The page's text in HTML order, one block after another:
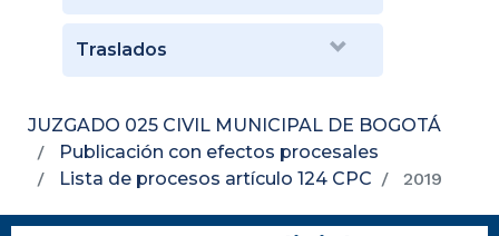
Traslados
JUZGADO 025 CIVIL MUNICIPAL DE BOGOTÁ
Publicación con efectos procesales
Lista de procesos artículo 124 CPC
2019